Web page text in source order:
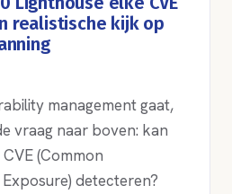
realistische kijk op
management gaat,
vraag naar boven: kan
(Common
detecteren?